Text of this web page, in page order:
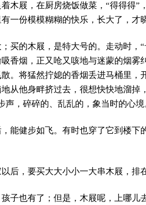
木屐，在厨房烧饭做菜，“得得得”
一份模模糊糊的快乐，长大了，才
买的木屐，是特大号的。走动时，
香烟，正又呛又咳地与迷蒙的烟雾
。将猛然拧媳的香烟丢进马桶里
从他身畔挤过去，很想快快地溜
声，碎碎的、乱乱的，象当时的心境
能健步如飞。有时也穿了它到楼下
后，要买大大小小一大串木屐，排
子也有了；但是，木屐呢，上哪儿